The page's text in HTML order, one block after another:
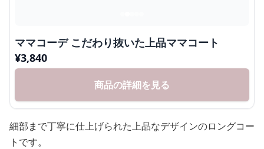
ママコーデ こだわり抜いた上品ママコート
¥3,840
商品の詳細を見る
細部まで丁寧に仕上げられた上品なデザインのロングコー
トです。